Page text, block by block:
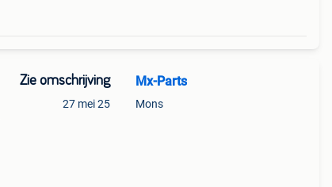
Zie omschrijving
27 mei 25
Mx-Parts
Mons